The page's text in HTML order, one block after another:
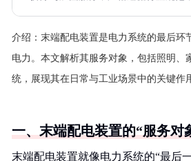
介绍： 末端配电装置是电力系统的最后环
电力。本文解析其服务对象，包括照明、
统，展现其在日常与工业场景中的关键作
一、末端配电装置的“服务对
末端配电装置就像电力系统的“最后